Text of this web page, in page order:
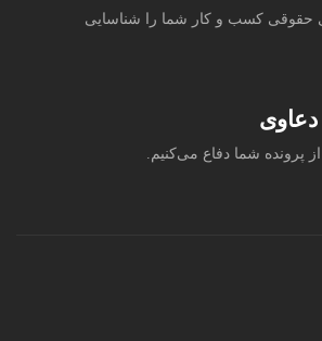
حقوقی کسب و کار شما را شناسایی
از پرونده شما دفاع می‌کنیم.